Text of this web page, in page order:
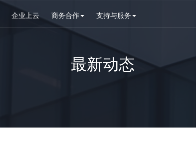
企业上云 商务合作 支持与服务
最新动态